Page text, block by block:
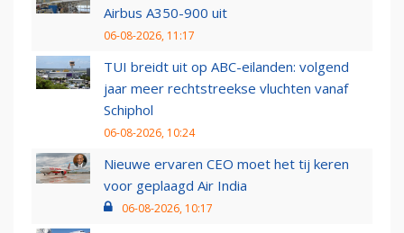
Airbus A350-900 uit
06-08-2026, 11:17
TUI breidt uit op ABC-eilanden: volgend
jaar meer rechtstreekse vluchten vanaf
Schiphol
06-08-2026, 10:24
Nieuwe ervaren CEO moet het tij keren
voor geplaagd Air India
06-08-2026, 10:17